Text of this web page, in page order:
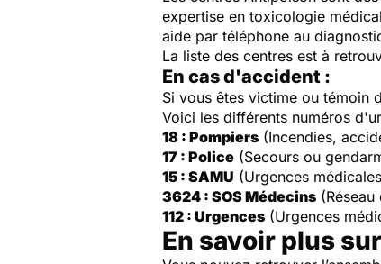
expertise en toxicologie
aide par téléphone au
La liste des centres est à
En cas d'accident :
Si vous êtes victime ou témoin
Voici les différents numéros
18 : Pompiers (Incendies,
17 : Police (Secours ou
15 : SAMU (Urgences
3624 : SOS Médecins
112 : Urgences (Urgences
En savoir plus